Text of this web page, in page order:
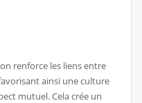
renforce les liens entre
ainsi une culture
mutuel. Cela crée un